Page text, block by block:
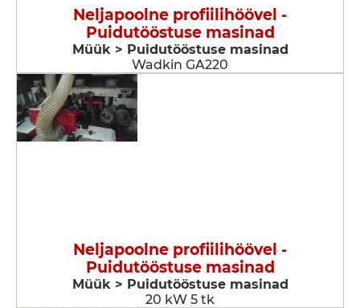
Neljapoolne profiilihöövel -
Puidutööstuse masinad
Müük > Puidutööstuse masinad
Wadkin GA220
Neljapoolne profiilihöövel -
Puidutööstuse masinad
Müük > Puidutööstuse masinad
20 kW 5 tk